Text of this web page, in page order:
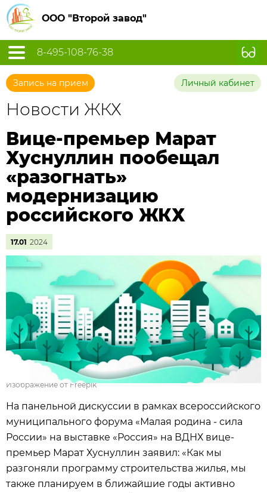
ООО "Второй завод"
8-495-108-76-38
Запись на прием Личный кабинет
Новости ЖКХ
Вице-премьер Марат
Хуснуллин пообещал
«разогнать»
модернизацию
российского ЖКХ
17.01 2024
Изображение от Freepik
На панельной дискуссии в рамках всероссийского
муниципального форума «Малая родина - сила
России» на выставке «Россия» на ВДНХ вице-
премьер Марат Хуснуллин заявил: «Как мы
разгоняли программу строительства жилья, мы
также планируем в ближайшие годы активно